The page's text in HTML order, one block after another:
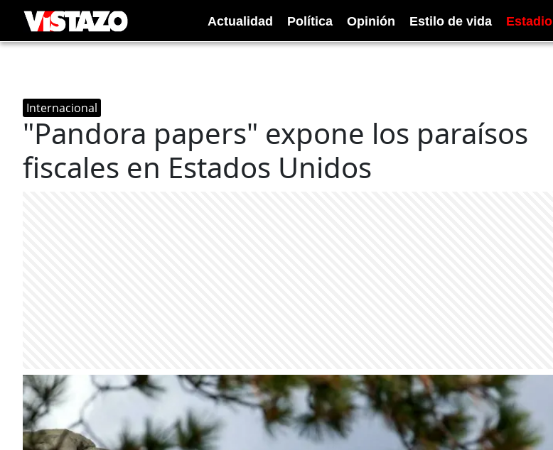
Actualidad Política Opinión Estilo de vida Estadio
Internacional
"Pandora papers" expone los paraísos
fiscales en Estados Unidos